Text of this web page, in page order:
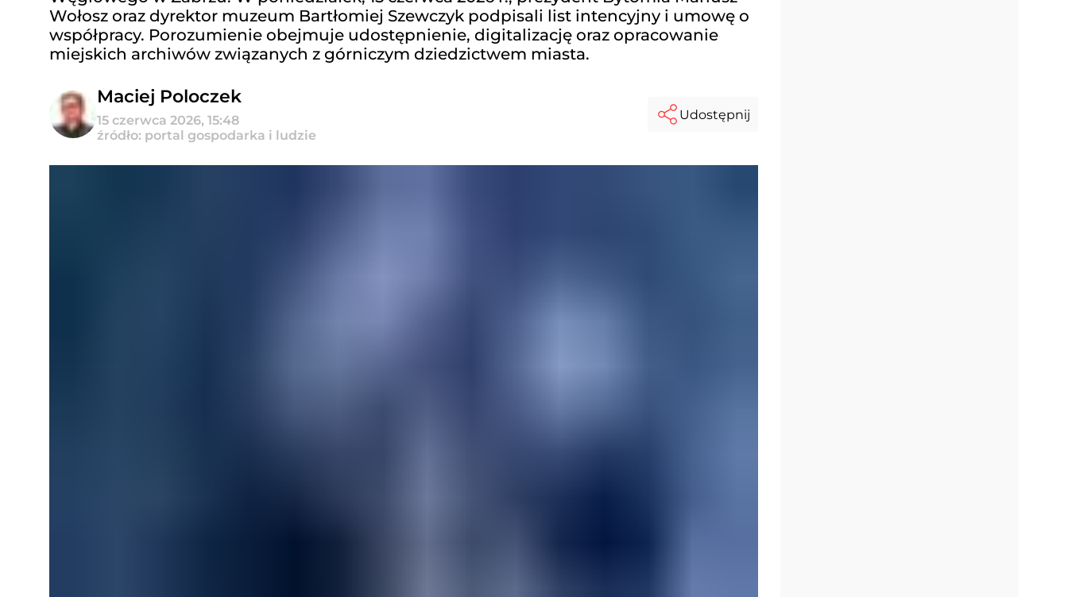
Wołosz oraz dyrektor muzeum Bartłomiej Szewczyk podpisali list intencyjny i umowę o
współpracy. Porozumienie obejmuje udostępnienie, digitalizację oraz opracowanie
miejskich archiwów związanych z górniczym dziedzictwem miasta.
Maciej Poloczek
15 czerwca 2026, 15:48
źródło: portal gospodarka i ludzie
Udostępnij